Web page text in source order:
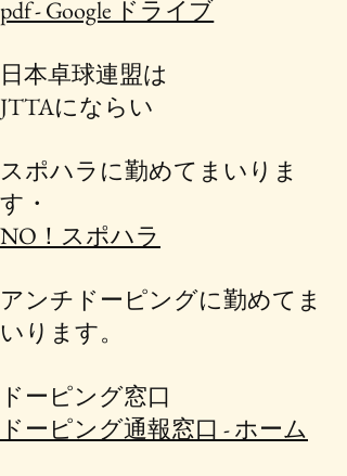
pdf - Google ドライブ
日本卓球連盟は
JTTAにならい
スポハラに勤めてまいりま
す・
NO！スポハラ
アンチドーピングに勤めてま
いります。
ドーピング窓口
ドーピング通報窓口 - ホーム